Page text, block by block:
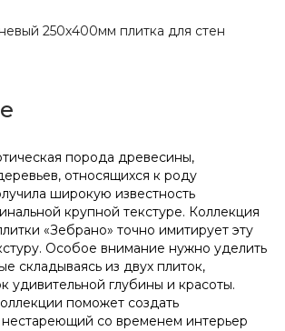
250х400мм плитка для стен
порода древесины,
относящихся к роду
широкую известность
крупной текстуре. Коллекция
«Зебрано» точно имитирует эту
Особое внимание нужно уделить
складываясь из двух плиток,
удивительной глубины и красоты.
поможет создать
со временем интерьер